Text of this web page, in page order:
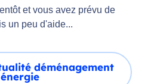
et vous avez prévu de
un peu d'aide...
déménagement
énergie